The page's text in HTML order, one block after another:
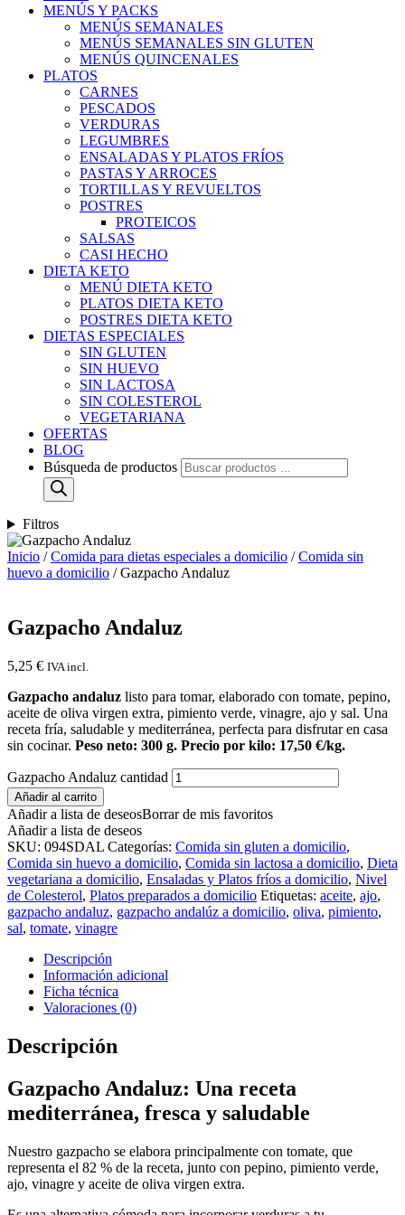
MENÚS Y PACKS
MENÚS SEMANALES
MENÚS SEMANALES SIN GLUTEN
MENÚS QUINCENALES
PLATOS
CARNES
PESCADOS
VERDURAS
LEGUMBRES
ENSALADAS Y PLATOS FRÍOS
PASTAS Y ARROCES
TORTILLAS Y REVUELTOS
POSTRES
PROTEICOS
SALSAS
CASI HECHO
DIETA KETO
MENÚ DIETA KETO
PLATOS DIETA KETO
POSTRES DIETA KETO
DIETAS ESPECIALES
SIN GLUTEN
SIN HUEVO
SIN LACTOSA
SIN COLESTEROL
VEGETARIANA
OFERTAS
BLOG
Búsqueda de productos
Filtros
Inicio /Comida para dietas especiales a domicilio /Comida sin
huevo a domicilio / Gazpacho Andaluz
Gazpacho Andaluz
5,25 € IVA incl.
Gazpacho andaluz listo para tomar, elaborado con tomate, pepino,
aceite de oliva virgen extra, pimiento verde, vinagre, ajo y sal. Una
receta fría, saludable y mediterránea, perfecta para disfrutar en casa
sin cocinar. Peso neto: 300 g. Precio por kilo: 17,50 €/kg.
Gazpacho Andaluz cantidad
Añadir al carrito
Añadir a lista de deseosBorrar de mis favoritos
Añadir a lista de deseos
SKU: 094SDAL Categorías: Comida sin gluten a domicilio,
Comida sin huevo a domicilio, Comida sin lactosa a domicilio, Dieta
vegetariana a domicilio, Ensaladas y Platos fríos a domicilio, Nivel
de Colesterol, Platos preparados a domicilio Etiquetas: aceite, ajo,
gazpacho andaluz, gazpacho andalúz a domicilio, oliva, pimiento,
sal, tomate, vinagre
Descripción
Información adicional
Ficha técnica
Valoraciones (0)
Descripción
Gazpacho Andaluz: Una receta
mediterránea, fresca y saludable
Nuestro gazpacho se elabora principalmente con tomate, que
representa el 82 % de la receta, junto con pepino, pimiento verde,
ajo, vinagre y aceite de oliva virgen extra.